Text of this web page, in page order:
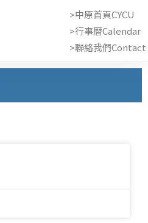
>中原首頁CYCU
>行事曆Calendar
>聯絡我們Contact